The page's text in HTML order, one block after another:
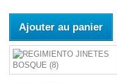
Ajouter au panier